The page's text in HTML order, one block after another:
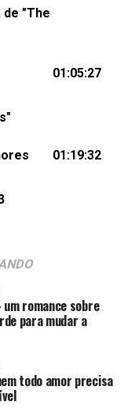
⁠⁠⁠⁠@lesbout_br⁠⁠⁠⁠
Bruna Fentanes
de
de "The
01:05:27
01:19:32
um romance sobre
para mudar a
todo amor precisa